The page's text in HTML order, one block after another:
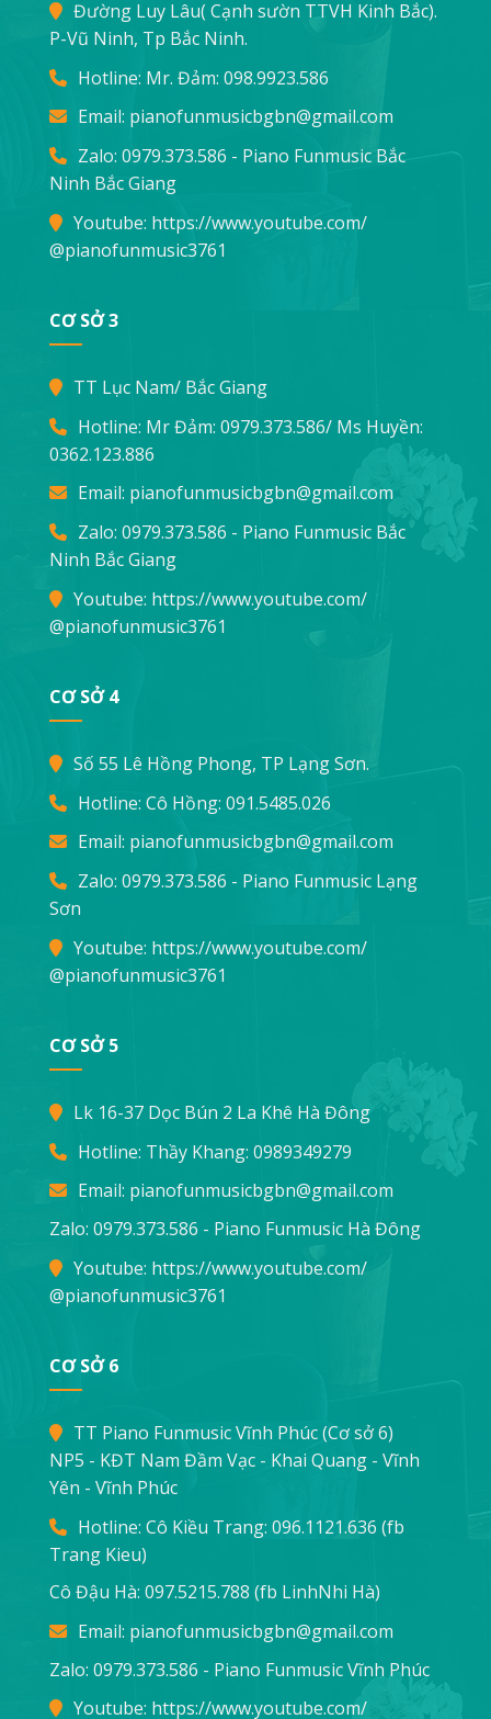
Đường Luy Lâu( Cạnh sườn TTVH Kinh Bắc).
P-Vũ Ninh, Tp Bắc Ninh.
Hotline: Mr. Đảm: 098.9923.586
Email: pianofunmusicbgbn@gmail.com
Zalo: 0979.373.586 - Piano Funmusic Bắc
Ninh Bắc Giang
Youtube: https://www.youtube.com/
@pianofunmusic3761
CƠ SỞ 3
TT Lục Nam/ Bắc Giang
Hotline: Mr Đảm: 0979.373.586/ Ms Huyền:
0362.123.886
Email: pianofunmusicbgbn@gmail.com
Zalo: 0979.373.586 - Piano Funmusic Bắc
Ninh Bắc Giang
Youtube: https://www.youtube.com/
@pianofunmusic3761
CƠ SỞ 4
Số 55 Lê Hồng Phong, TP Lạng Sơn.
Hotline: Cô Hồng: 091.5485.026
Email: pianofunmusicbgbn@gmail.com
Zalo: 0979.373.586 - Piano Funmusic Lạng
Sơn
Youtube: https://www.youtube.com/
@pianofunmusic3761
CƠ SỞ 5
Lk 16-37 Dọc Bún 2 La Khê Hà Đông
Hotline: Thầy Khang: 0989349279
Email: pianofunmusicbgbn@gmail.com
Zalo: 0979.373.586 - Piano Funmusic Hà Đông
Youtube: https://www.youtube.com/
@pianofunmusic3761
CƠ SỞ 6
TT Piano Funmusic Vĩnh Phúc (Cơ sở 6)
NP5 - KĐT Nam Đầm Vạc - Khai Quang - Vĩnh
Yên - Vĩnh Phúc
Hotline: Cô Kiều Trang: 096.1121.636 (fb
Trang Kieu)
Cô Đậu Hà: 097.5215.788 (fb LinhNhi Hà)
Email: pianofunmusicbgbn@gmail.com
Zalo: 0979.373.586 - Piano Funmusic Vĩnh Phúc
Youtube: https://www.youtube.com/